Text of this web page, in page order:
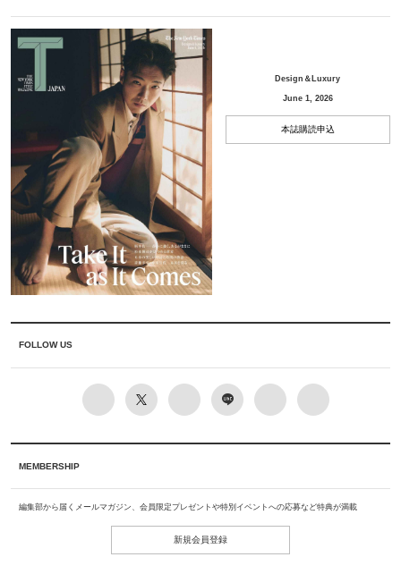
Design＆Luxury
June 1, 2026
本誌購読申込
FOLLOW US
MEMBERSHIP
編集部から届くメールマガジン、会員限定プレゼントや特別イベントへの応募など特典が満載
新規会員登録